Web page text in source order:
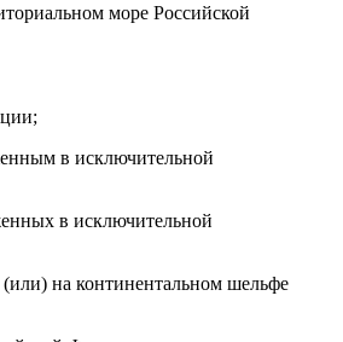
море Российской
в исключительной
в исключительной
на континентальном шельфе